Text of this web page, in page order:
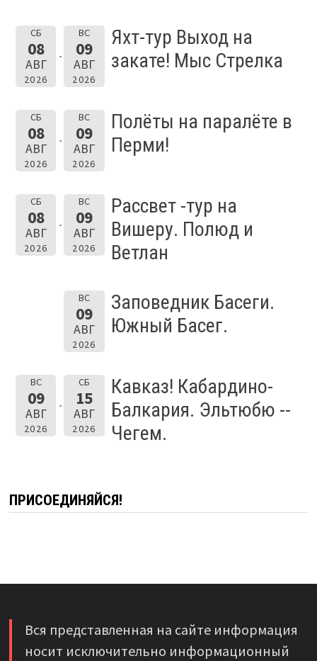
СБ
08
АВГ
2026
ВС
09
АВГ
2026
Яхт-тур Выход на
закате! Мыс Стрелка
СБ
08
АВГ
2026
ВС
09
АВГ
2026
Полёты на паралёте в
Перми!
СБ
08
АВГ
2026
ВС
09
АВГ
2026
Рассвет -тур на
Вишеру. Полюд и
Ветлан
ВС
09
АВГ
2026
Заповедник Басеги.
Южный Басег.
ВС
09
АВГ
2026
СБ
15
АВГ
2026
Кавказ! Кабардино-
Балкария. Эльтюбю --
Чегем.
ПРИСОЕДИНЯЙСЯ!
Вся представленная на сайте информация
носит исключительно информационный